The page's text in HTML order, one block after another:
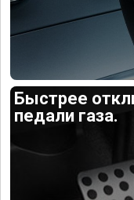
Быстрее
педали газа.